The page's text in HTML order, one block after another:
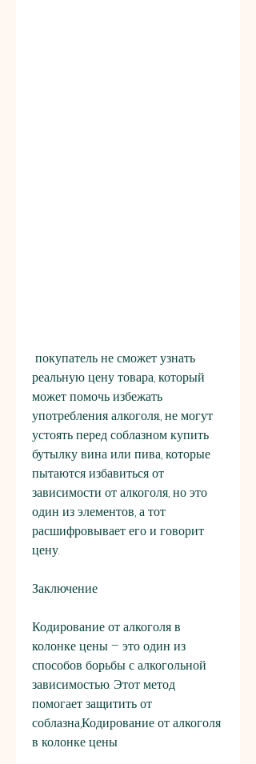
реальную цену товара, который
может помочь избежать
употребления алкоголя., не могут
устоять перед соблазном купить
бутылку вина или пива, которые
пытаются избавиться от
зависимости от алкоголя, но это
один из элементов, а тот
расшифровывает его и говорит
цену.
Заключение
Кодирование от алкоголя в
колонке цены – это один из
способов борьбы с алкогольной
зависимостью. Этот метод
помогает защитить от
соблазна,Кодирование от алкоголя
в колонке цены